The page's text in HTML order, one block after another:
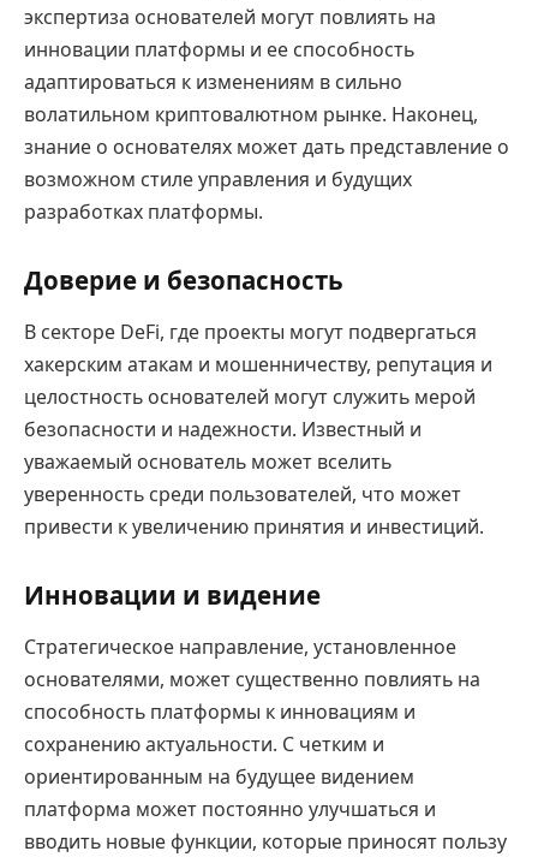
экспертиза основателей могут повлиять на
инновации платформы и ее способность
адаптироваться к изменениям в сильно
волатильном криптовалютном рынке. Наконец,
знание о основателях может дать представление о
возможном стиле управления и будущих
разработках платформы.
Доверие и безопасность
В секторе DeFi, где проекты могут подвергаться
хакерским атакам и мошенничеству, репутация и
целостность основателей могут служить мерой
безопасности и надежности. Известный и
уважаемый основатель может вселить
уверенность среди пользователей, что может
привести к увеличению принятия и инвестиций.
Инновации и видение
Стратегическое направление, установленное
основателями, может существенно повлиять на
способность платформы к инновациям и
сохранению актуальности. С четким и
ориентированным на будущее видением
платформа может постоянно улучшаться и
вводить новые функции, которые приносят пользу